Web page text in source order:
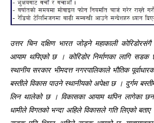
उत्तर चिन दक्षिण भारत जोड्ने महाकाली
आयाम थपिएको छ । कोरिडोर निर्माणका लागि
स्थानीय सरकार भीमदत्त नगरपालिकाले भौतिक
बस्तीले विकास पाउने स्थानीयको अपेक्षा छ । दुर्गम
लिन थालेको छ । विकासका आयाम थपिन लागेका
धामीले विगतको भन्दा अहिले विकासले गति लिएको